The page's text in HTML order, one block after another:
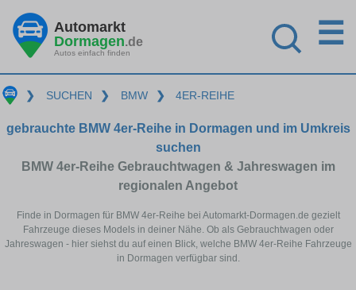
Automarkt
Dormagen.de
Autos einfach finden
☰
❯ SUCHEN ❯ BMW ❯ 4ER-REIHE
gebrauchte BMW 4er-Reihe in Dormagen und im Umkreis
suchen
BMW 4er-Reihe Gebrauchtwagen & Jahreswagen im
regionalen Angebot
Finde in Dormagen für BMW 4er-Reihe bei Automarkt-Dormagen.de gezielt
Fahrzeuge dieses Models in deiner Nähe. Ob als Gebrauchtwagen oder
Jahreswagen - hier siehst du auf einen Blick, welche BMW 4er-Reihe Fahrzeuge
in Dormagen verfügbar sind.